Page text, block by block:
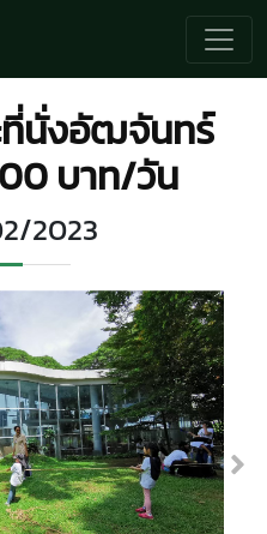
นั่งอัฒจันทร์
บาท/วัน
2023